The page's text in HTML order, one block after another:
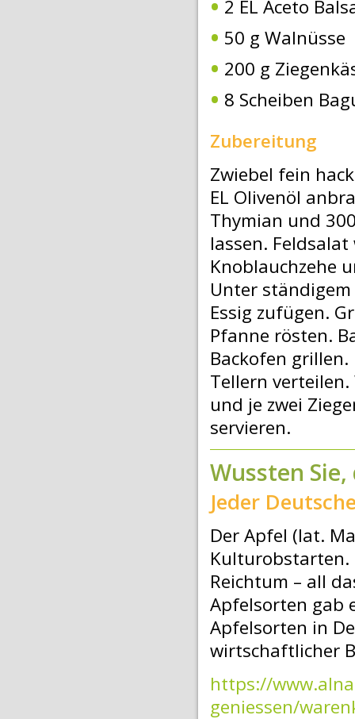
2 EL Aceto
50 g Walnüsse
200 g
8 Scheiben
Zubereitung
Zwiebel fein
EL Olivenöl
Thymian und
lassen.
Knoblauchzehe
Unter
Essig zufügen.
Pfanne rösten.
Backofen
Tellern
und je zwei
servieren.
Wussten Sie,
Jeder
Der Apfel (lat.
Kulturobstarten.
Reichtum – all
Apfelsorten gab
Apfelsorten in
wirtschaftlicher
https://
geniessen/